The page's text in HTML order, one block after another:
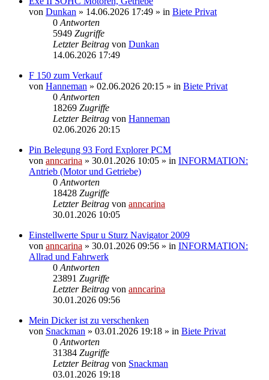
von Dunkan » 14.06.2026 17:49 » in Biete Privat
0 Antworten
5949 Zugriffe
Letzter Beitrag von Dunkan
14.06.2026 17:49
F 150 zum Verkauf
von Hanneman » 02.06.2026 20:15 » in Biete Privat
0 Antworten
18269 Zugriffe
Letzter Beitrag von Hanneman
02.06.2026 20:15
Pin Belegung 93 Ford Explorer PCM
von anncarina » 30.01.2026 10:05 » in INFORMATION:
Antrieb (Motor und Getriebe)
0 Antworten
18428 Zugriffe
Letzter Beitrag von anncarina
30.01.2026 10:05
Einstellwerte Spur u Sturz Navigator 2009
von anncarina » 30.01.2026 09:56 » in INFORMATION:
Allrad und Fahrwerk
0 Antworten
23891 Zugriffe
Letzter Beitrag von anncarina
30.01.2026 09:56
Mein Dicker ist zu verschenken
von Snackman » 03.01.2026 19:18 » in Biete Privat
0 Antworten
31384 Zugriffe
Letzter Beitrag von Snackman
03.01.2026 19:18